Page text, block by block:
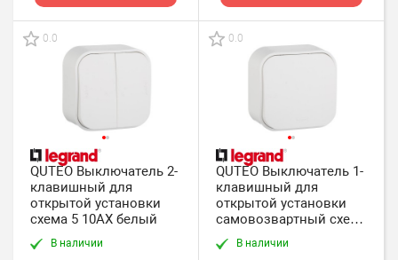
0.0
QUTEO Выключатель 2-
клавишный для
открытой установки
схема 5 10АХ белый
В наличии
0.0
QUTEO Выключатель 1-
клавишный для
открытой установки
самовозвартный схема
1P 6А безвинтовые
зажимы белый
В наличии